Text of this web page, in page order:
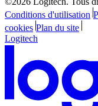
Conditions d'utilisation
cookies Plan du site
Logitech